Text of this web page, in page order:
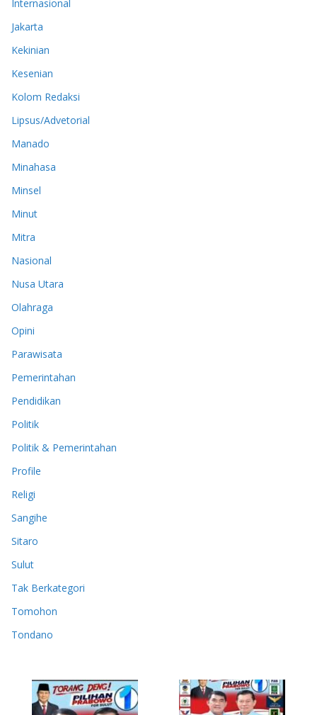
Internasional
Jakarta
Kekinian
Kesenian
Kolom Redaksi
Lipsus/Advetorial
Manado
Minahasa
Minsel
Minut
Mitra
Nasional
Nusa Utara
Olahraga
Opini
Parawisata
Pemerintahan
Pendidikan
Politik
Politik & Pemerintahan
Profile
Religi
Sangihe
Sitaro
Sulut
Tak Berkategori
Tomohon
Tondano